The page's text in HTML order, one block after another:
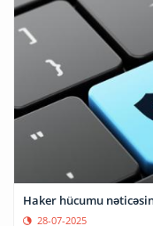
Haker hücumu
28-07-2025